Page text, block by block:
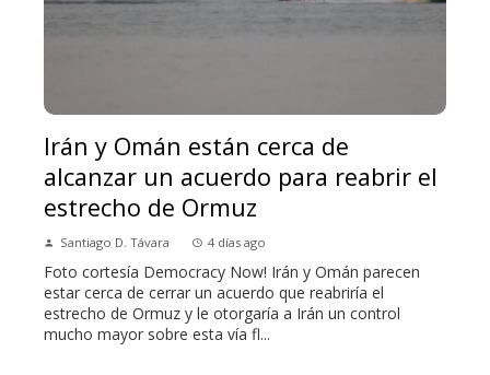
Irán y Omán están cerca de
alcanzar un acuerdo para reabrir el
estrecho de Ormuz
Santiago D. Távara 4 días ago
Foto cortesía Democracy Now! Irán y Omán parecen
estar cerca de cerrar un acuerdo que reabriría el
estrecho de Ormuz y le otorgaría a Irán un control
mucho mayor sobre esta vía fl...